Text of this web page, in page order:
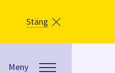
Stäng
Meny